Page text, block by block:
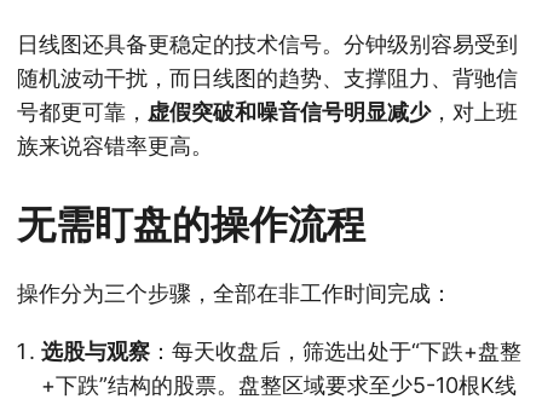
日线图还具备更稳定的技术信号。分钟级别容易受到
随机波动干扰，而日线图的趋势、支撑阻力、背驰信
号都更可靠， 虚假突破和噪音信号明显减少，对上班
族来说容错率更高。
无需盯盘的操作流程
操作分为三个步骤，全部在非工作时间完成：
选股与观察 ：每天收盘后，筛选出处于“下跌+盘整
+下跌”结构的股票。盘整区域要求至少5-10根K线